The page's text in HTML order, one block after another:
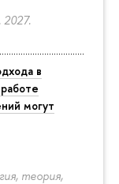
2027.
в
могут
теория,